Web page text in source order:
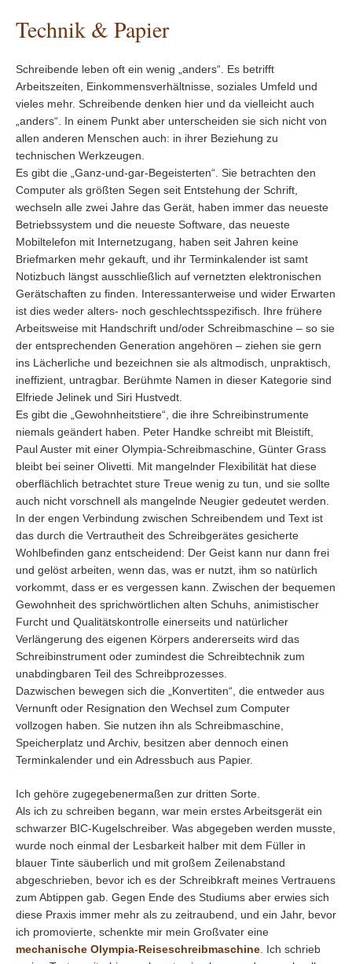
Technik & Papier
Schreibende leben oft ein wenig „anders“. Es betrifft
Arbeitszeiten, Einkommensverhältnisse, soziales Umfeld und
vieles mehr. Schreibende denken hier und da vielleicht auch
„anders“. In einem Punkt aber unterscheiden sie sich nicht von
allen anderen Menschen auch: in ihrer Beziehung zu
technischen Werkzeugen.
Es gibt die „Ganz-und-gar-Begeisterten“. Sie betrachten den
Computer als größten Segen seit Entstehung der Schrift,
wechseln alle zwei Jahre das Gerät, haben immer das neueste
Betriebssystem und die neueste Software, das neueste
Mobiltelefon mit Internetzugang, haben seit Jahren keine
Briefmarken mehr gekauft, und ihr Terminkalender ist samt
Notizbuch längst ausschließlich auf vernetzten elektronischen
Gerätschaften zu finden. Interessanterweise und wider Erwarten
ist dies weder alters- noch geschlechtsspezifisch. Ihre frühere
Arbeitsweise mit Handschrift und/oder Schreibmaschine – so sie
der entsprechenden Generation angehören – ziehen sie gern
ins Lächerliche und bezeichnen sie als altmodisch, unpraktisch,
ineffizient, untragbar. Berühmte Namen in dieser Kategorie sind
Elfriede Jelinek und Siri Hustvedt.
Es gibt die „Gewohnheitstiere“, die ihre Schreibinstrumente
niemals geändert haben. Peter Handke schreibt mit Bleistift,
Paul Auster mit einer Olympia-Schreibmaschine, Günter Grass
bleibt bei seiner Olivetti. Mit mangelnder Flexibilität hat diese
oberflächlich betrachtet sture Treue wenig zu tun, und sie sollte
auch nicht vorschnell als mangelnde Neugier gedeutet werden.
In der engen Verbindung zwischen Schreibendem und Text ist
das durch die Vertrautheit des Schreibgerätes gesicherte
Wohlbefinden ganz entscheidend: Der Geist kann nur dann frei
und gelöst arbeiten, wenn das, was er nutzt, ihm so natürlich
vorkommt, dass er es vergessen kann. Zwischen der bequemen
Gewohnheit des sprichwörtlichen alten Schuhs, animistischer
Furcht und Qualitätskontrolle einerseits und natürlicher
Verlängerung des eigenen Körpers andererseits wird das
Schreibinstrument oder zumindest die Schreibtechnik zum
unabdingbaren Teil des Schreibprozesses.
Dazwischen bewegen sich die „Konvertiten“, die entweder aus
Vernunft oder Resignation den Wechsel zum Computer
vollzogen haben. Sie nutzen ihn als Schreibmaschine,
Speicherplatz und Archiv, besitzen aber dennoch einen
Terminkalender und ein Adressbuch aus Papier.
Ich gehöre zugegebenermaßen zur dritten Sorte.
Als ich zu schreiben begann, war mein erstes Arbeitsgerät ein
schwarzer BIC-Kugelschreiber. Was abgegeben werden musste,
wurde noch einmal der Lesbarkeit halber mit dem Füller in
blauer Tinte säuberlich und mit großem Zeilenabstand
abgeschrieben, bevor ich es der Schreibkraft meines Vertrauens
zum Abtippen gab. Gegen Ende des Studiums aber erwies sich
diese Praxis immer mehr als zu zeitraubend, und ein Jahr, bevor
ich promovierte, schenkte mir mein Großvater eine
mechanische Olympia-Reiseschreibmaschine. Ich schrieb